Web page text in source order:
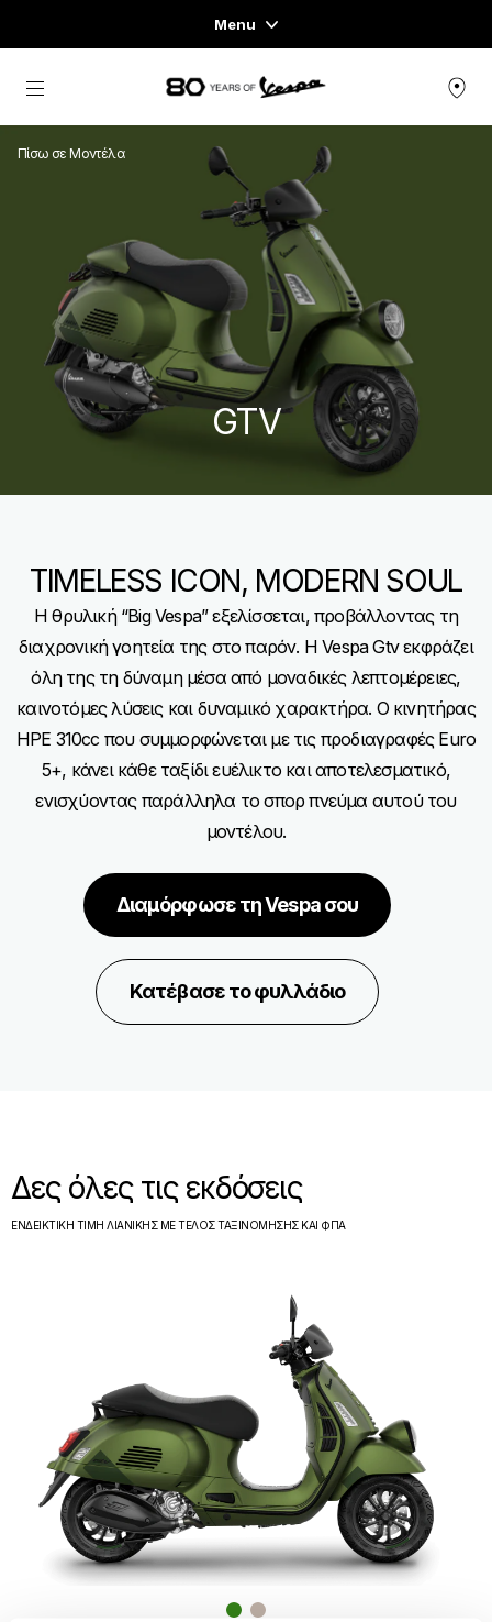
Menu
Home
ΈΝΔΥΣΗ & LIFESTYLE
ΕΜΠΕΙΡΊΕΣ
CONCEPT STORE
Μετάβαση στο κυρίως περιεχόμενο
Πίσω σε Μοντέλα
GTV
TIMELESS ICON, MODERN SOUL
Η θρυλική “Big Vespa” εξελίσσεται, προβάλλοντας τη
διαχρονική γοητεία της στο παρόν. Η Vespa Gtv εκφράζει
όλη της τη δύναμη μέσα από μοναδικές λεπτομέρειες,
καινοτόμες λύσεις και δυναμικό χαρακτήρα. Ο κινητήρας
HPE 310cc που συμμορφώνεται με τις προδιαγραφές Euro
5+, κάνει κάθε ταξίδι ευέλικτο και αποτελεσματικό,
ενισχύοντας παράλληλα το σπορ πνεύμα αυτού του
μοντέλου.
Διαμόρφωσε τη Vespa σου
Κατέβασε το φυλλάδιο
Δες όλες τις εκδόσεις
ΕΝΔΕΙΚΤΙΚΗ ΤΙΜΗ ΛΙΑΝΙΚΗΣ ΜΕ ΤΕΛΟΣ ΤΑΞΙΝΟΜΗΣΗΣ ΚΑΙ ΦΠΑ